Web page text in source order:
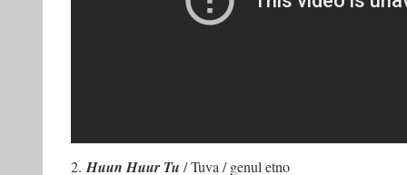
2.Huun Huur Tu / Tuva / genul etno